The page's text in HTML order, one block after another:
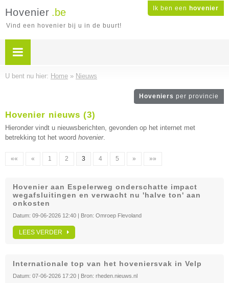
Ik ben een hovenier
Hovenier .be
Vind een hovenier bij u in de buurt!
U bent nu hier: Home » Nieuws
Hoveniers per provincie
Hovenier nieuws (3)
Hieronder vindt u nieuwsberichten, gevonden op het internet met
betrekking tot het woord hovenier.
«« « 1 2 3 4 5 » »»
Hovenier aan Espelerweg onderschatte impact
wegafsluitingen en verwacht nu 'halve ton' aan
onkosten
Datum: 09-06-2026 12:40 | Bron: Omroep Flevoland
LEES VERDER
Internationale top van het hoveniersvak in Velp
Datum: 07-06-2026 17:20 | Bron: rheden.nieuws.nl